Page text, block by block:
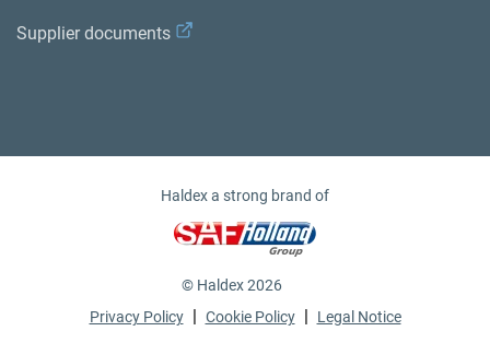
Supplier documents
Haldex a strong brand of
© Haldex 2026
Privacy Policy | Cookie Policy | Legal Notice